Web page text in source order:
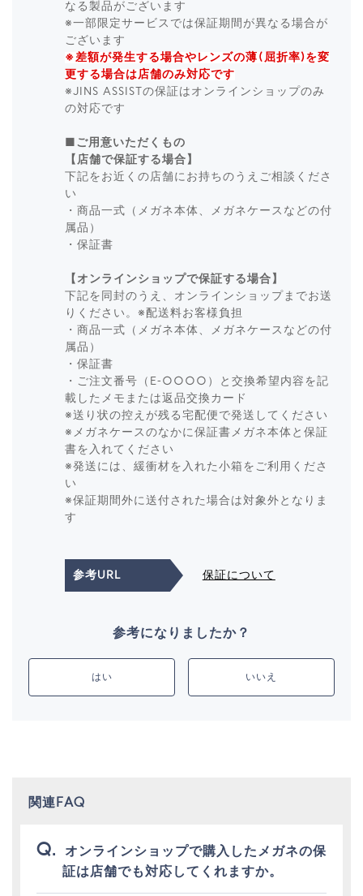
なる製品がございます
※一部限定サービスでは保証期間が異なる場合が
ございます
※差額が発生する場合やレンズの薄(屈折率)を変
更する場合は店舗のみ対応です
※JINS ASSISTの保証はオンラインショップのみ
の対応です
■ご用意いただくもの
【店舗で保証する場合】
下記をお近くの店舗にお持ちのうえご相談くださ
い
・商品一式（メガネ本体、メガネケースなどの付
属品）
・保証書
【オンラインショップで保証する場合】
下記を同封のうえ、オンラインショップまでお送
りください。※配送料お客様負担
・商品一式（メガネ本体、メガネケースなどの付
属品）
・保証書
・ご注文番号（E-○○○○）と交換希望内容を記
載したメモまたは返品交換カード
※送り状の控えが残る宅配便で発送してください
※メガネケースのなかに保証書メガネ本体と保証
書を入れてください
※発送には、緩衝材を入れた小箱をご利用くださ
い
※保証期間外に送付された場合は対象外となりま
す
参考URL 保証について
参考になりましたか？
はい いいえ
関連FAQ
オンラインショップで購入したメガネの保
証は店舗でも対応してくれますか。